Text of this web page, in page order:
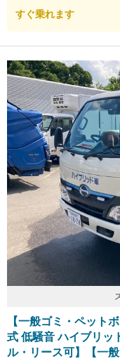
すぐ乗れます
【一般ゴミ・ペット
式 低騒音 ハイブリッ
ル・リース可】【一